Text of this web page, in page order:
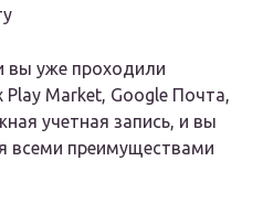
вы уже проходили
Play Market, Google Почта,
учетная запись, и вы
всеми преимуществами